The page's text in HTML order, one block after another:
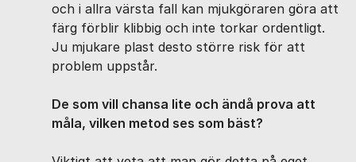
och i allra värsta fall kan mjukgöraren göra att
färg förblir klibbig och inte torkar ordentligt.
Ju mjukare plast desto större risk för att
problem uppstår.
De som vill chansa lite och ändå prova att
måla, vilken metod ses som bäst?